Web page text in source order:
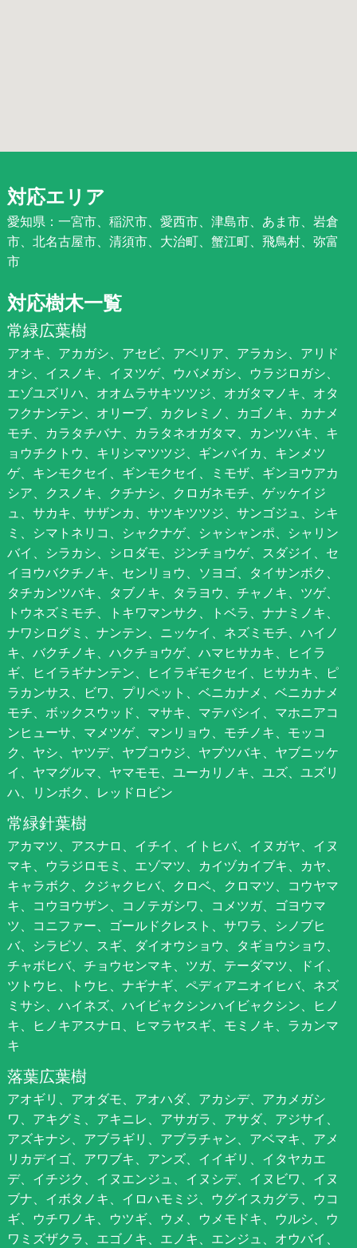
対応エリア
愛知県：一宮市、稲沢市、愛西市、津島市、あま市、岩倉
市、北名古屋市、清須市、大治町、蟹江町、飛鳥村、弥富
市
対応樹木一覧
常緑広葉樹
アオキ、アカガシ、アセビ、アベリア、アラカシ、アリド
オシ、イスノキ、イヌツゲ、ウバメガシ、ウラジロガシ、
エゾユズリハ、オオムラサキツツジ、オガタマノキ、オタ
フクナンテン、オリーブ、カクレミノ、カゴノキ、カナメ
モチ、カラタチバナ、カラタネオガタマ、カンツバキ、キ
ョウチクトウ、キリシマツツジ、ギンバイカ、キンメツ
ゲ、キンモクセイ、ギンモクセイ、ミモザ、ギンヨウアカ
シア、クスノキ、クチナシ、クロガネモチ、ゲッケイジ
ュ、サカキ、サザンカ、サツキツツジ、サンゴジュ、シキ
ミ、シマトネリコ、シャクナゲ、シャシャンポ、シャリン
バイ、シラカシ、シロダモ、ジンチョウゲ、スダジイ、セ
イヨウバクチノキ、センリョウ、ソヨゴ、タイサンボク、
タチカンツバキ、タブノキ、タラヨウ、チャノキ、ツゲ、
トウネズミモチ、トキワマンサク、トベラ、ナナミノキ、
ナワシログミ、ナンテン、ニッケイ、ネズミモチ、ハイノ
キ、バクチノキ、ハクチョウゲ、ハマヒサカキ、ヒイラ
ギ、ヒイラギナンテン、ヒイラギモクセイ、ヒサカキ、ピ
ラカンサス、ビワ、プリペット、ベニカナメ、ベニカナメ
モチ、ボックスウッド、マサキ、マテバシイ、マホニアコ
ンヒューサ、マメツゲ、マンリョウ、モチノキ、モッコ
ク、ヤシ、ヤツデ、ヤブコウジ、ヤブツバキ、ヤブニッケ
イ、ヤマグルマ、ヤマモモ、ユーカリノキ、ユズ、ユズリ
ハ、リンボク、レッドロビン
常緑針葉樹
アカマツ、アスナロ、イチイ、イトヒバ、イヌガヤ、イヌ
マキ、ウラジロモミ、エゾマツ、カイヅカイブキ、カヤ、
キャラボク、クジャクヒバ、クロベ、クロマツ、コウヤマ
キ、コウヨウザン、コノテガシワ、コメツガ、ゴヨウマ
ツ、コニファー、ゴールドクレスト、サワラ、シノブヒ
バ、シラビソ、スギ、ダイオウショウ、タギョウショウ、
チャボヒバ、チョウセンマキ、ツガ、テーダマツ、ドイ、
ツトウヒ、トウヒ、ナギナギ、ペディアニオイヒバ、ネズ
ミサシ、ハイネズ、ハイビャクシンハイビャクシン、ヒノ
キ、ヒノキアスナロ、ヒマラヤスギ、モミノキ、ラカンマ
キ
落葉広葉樹
アオギリ、アオダモ、アオハダ、アカシデ、アカメガシ
ワ、アキグミ、アキニレ、アサガラ、アサダ、アジサイ、
アズキナシ、アブラギリ、アブラチャン、アベマキ、アメ
リカデイゴ、アワブキ、アンズ、イイギリ、イタヤカエ
デ、イチジク、イヌエンジュ、イヌシデ、イヌビワ、イヌ
ブナ、イボタノキ、イロハモミジ、ウグイスカグラ、ウコ
ギ、ウチワノキ、ウツギ、ウメ、ウメモドキ、ウルシ、ウ
ワミズザクラ、エゴノキ、エノキ、エンジュ、オウバイ、